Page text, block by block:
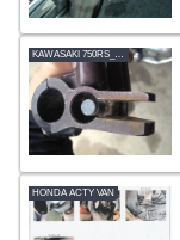
KAWASAKI 750RS_ZⅡ改
HONDA ACTY VAN